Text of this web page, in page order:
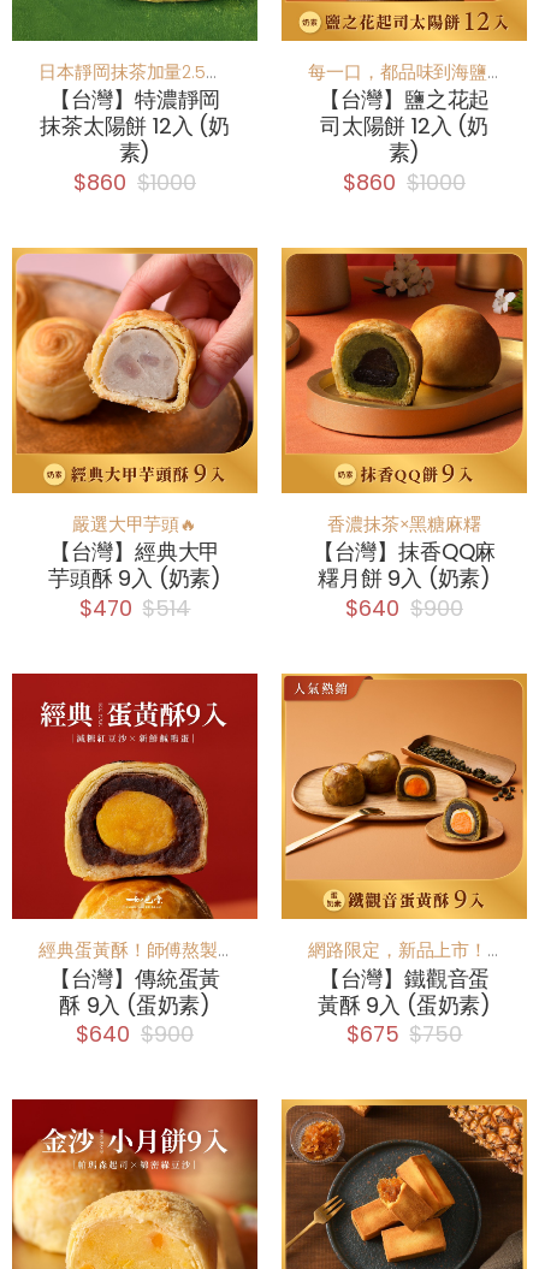
日本靜岡抹茶加量2.5倍！重度抹茶控必吃
【台灣】特濃靜岡
抹茶太陽餅 12入 (奶
素)
$860 $1000
每一口，都品味到海鹽與起司的細膩交融
【台灣】鹽之花起
司太陽餅 12入 (奶
素)
$860 $1000
嚴選大甲芋頭🔥
【台灣】經典大甲
芋頭酥 9入 (奶素)
$470 $514
香濃抹茶×黑糖麻糬
【台灣】抹香QQ麻
糬月餅 9入 (奶素)
$640 $900
經典蛋黃酥！師傅熬製香濃豆沙 x 整顆新鮮鹹鴨蛋，值得一再回味
【台灣】傳統蛋黃
酥 9入 (蛋奶素)
$640 $900
網路限定，新品上市！全新茶口味蛋黃酥！
【台灣】鐵觀音蛋
黃酥 9入 (蛋奶素)
$675 $750